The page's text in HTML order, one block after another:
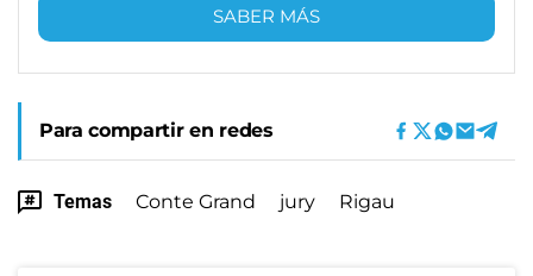
SABER MÁS
Para compartir en redes
Temas Conte Grand jury Rigau